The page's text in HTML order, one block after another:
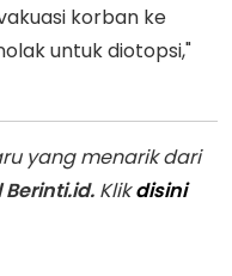
korban ke
untuk diotopsi,"
yang menarik dari
Klikdisini